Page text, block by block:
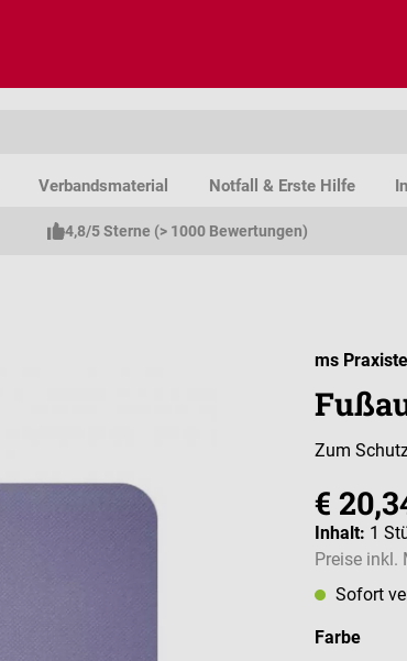
Verbandsmaterial Notfall & Erste Hilfe
4,8/5 Sterne (> 1000 Bewertungen)
ms
Zum
€
Inhalt: 1
Preise inkl.
Sofort
Farbe